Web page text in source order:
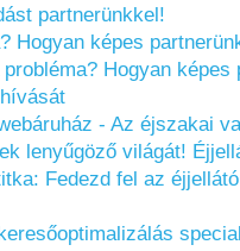
partnerünkkel!
Hogyan képes
Hogyan képes
- Az éjszakai
lenyűgöző világát!
Fedezd fel az